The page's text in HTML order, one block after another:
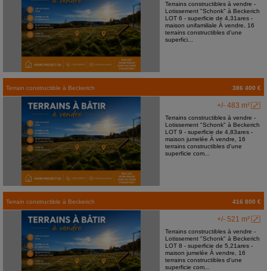
Terrains constructibles à vendre -
Lotissement "Schonk" à Beckerich
LOT 6 - superficie de 4,31ares -
maison unifamiliale À vendre, 16
terrains constructibles d'une
superfici...
Terrain constructible à Beckerich 386 400 €
+/- 483 m²
Terrains constructibles à vendre -
Lotissement "Schonk" à Beckerich
LOT 9 - superficie de 4,83ares -
maison jumelée À vendre, 16
terrains constructibles d'une
superficie com...
Terrain constructible à Beckerich 416 800 €
+/- 521 m²
Terrains constructibles à vendre -
Lotissement "Schonk" à Beckerich
LOT 8 - superficie de 5,21ares -
maison jumelée À vendre, 16
terrains constructibles d'une
superficie com...